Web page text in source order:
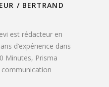
/ BERTRAND
est rédacteur en
d’expérience dans
Minutes, Prisma